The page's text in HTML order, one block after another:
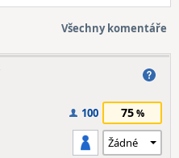
Všechny komentáře
100 75